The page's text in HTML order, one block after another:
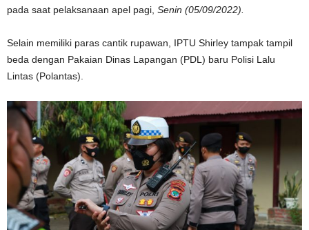
pada saat pelaksanaan apel pagi, Senin (05/09/2022).
Selain memiliki paras cantik rupawan, IPTU Shirley tampak tampil
beda dengan Pakaian Dinas Lapangan (PDL) baru Polisi Lalu
Lintas (Polantas).